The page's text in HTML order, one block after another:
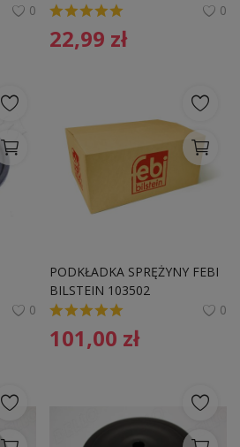
0
1K0512149B VW
0
22,99 zł
0
PODKŁADKA SPRĘŻYNY FEBI
BILSTEIN 103502
552400003R RENAULT
0
101,00 zł